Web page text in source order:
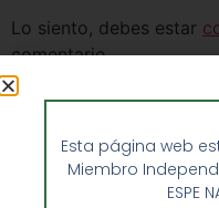
Lo siento, debes estar
comentario.
Esta página web
Miembro
ESPE